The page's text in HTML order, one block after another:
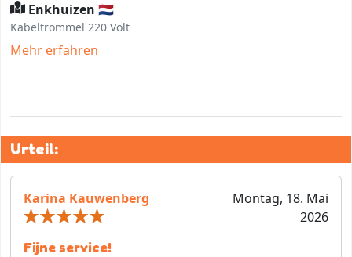
Enkhuizen 🇳🇱
Kabeltrommel 220 Volt
Mehr erfahren
Urteil:
Karina Kauwenberg
Montag, 18. Mai
2026
Fijne service!